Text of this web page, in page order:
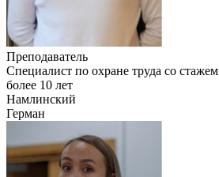
Преподаватель
Специалист по охране труда со стажем
более 10 лет
Намлинский
Герман